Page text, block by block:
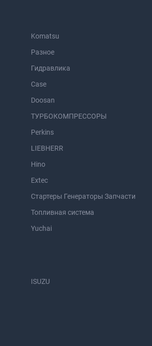
Komatsu
Разное
Гидравлика
Case
Doosan
ТУРБОКОМПРЕССОРЫ
Perkins
LIEBHERR
Hino
Extec
Стартеры Генераторы Запчасти
Топливная система
Yuchai
ISUZU